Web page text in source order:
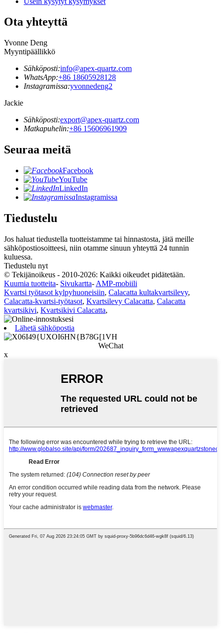
Ota yhteyttä
Yvonne Deng
Myyntipäällikkö
Sähköposti:info@apex-quartz.com
WhatsApp:+86 18605928128
Instagramissa:yvonnedeng2
Jackie
Sähköposti:export@apex-quartz.com
Matkapuhelin:+86 15606961909
Seuraa meitä
Facebook
YouTube
LinkedIn
Instagramissa
Tiedustelu
Jos haluat tiedustella tuotteistamme tai hinnastosta, jätä meille
sähköpostiosoitteesi, niin otamme sinuun yhteyttä 24 tunnin
kuluessa.
Tiedustelu nyt
© Tekijänoikeus - 2010-2026: Kaikki oikeudet pidätetään.
Kuumia tuotteita- Sivukartta- AMP-mobiili
Kvartsi työtasot kylpyhuoneisiin, Calacatta kultakvartsilevy,
Calacatta-kvartsi-työtasot, Kvartsilevy Calacatta, Calacatta
kvartsikivi, Kvartsikivi Calacatta,
Lähetä sähköpostia
WeChat
x